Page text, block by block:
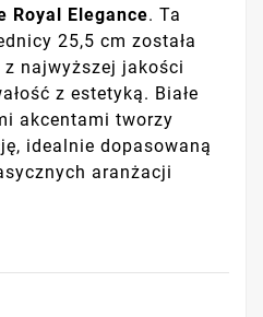
Royal Elegance. Ta
25,5 cm została
najwyższej jakości
z estetyką. Białe
akcentami tworzy
idealnie dopasowaną
aranżacji